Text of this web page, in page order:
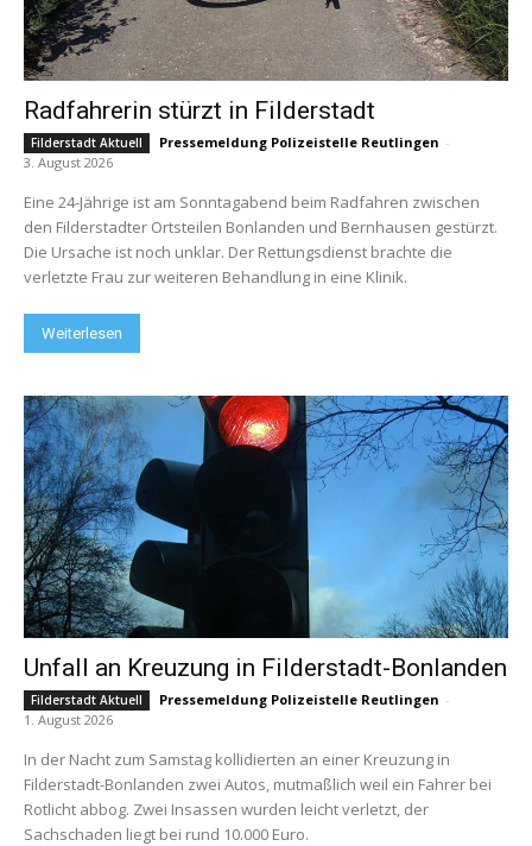
Radfahrerin stürzt in Filderstadt
Filderstadt Aktuell Pressemeldung Polizeistelle Reutlingen -
3. August 2026
Eine 24-Jährige ist am Sonntagabend beim Radfahren zwischen
den Filderstadter Ortsteilen Bonlanden und Bernhausen gestürzt.
Die Ursache ist noch unklar. Der Rettungsdienst brachte die
verletzte Frau zur weiteren Behandlung in eine Klinik.
Weiterlesen
Unfall an Kreuzung in Filderstadt-Bonlanden
Filderstadt Aktuell Pressemeldung Polizeistelle Reutlingen -
1. August 2026
In der Nacht zum Samstag kollidierten an einer Kreuzung in
Filderstadt-Bonlanden zwei Autos, mutmaßlich weil ein Fahrer bei
Rotlicht abbog. Zwei Insassen wurden leicht verletzt, der
Sachschaden liegt bei rund 10.000 Euro.